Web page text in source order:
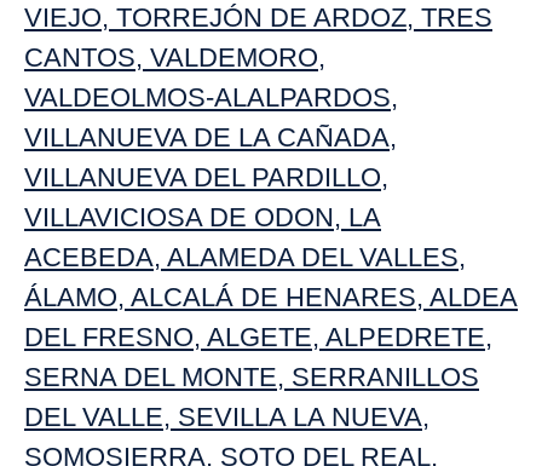
VIEJO, TORREJÓN DE ARDOZ, TRES
CANTOS, VALDEMORO,
VALDEOLMOS-ALALPARDOS,
VILLANUEVA DE LA CAÑADA,
VILLANUEVA DEL PARDILLO,
VILLAVICIOSA DE ODON, LA
ACEBEDA, ALAMEDA DEL VALLES,
ÁLAMO, ALCALÁ DE HENARES, ALDEA
DEL FRESNO, ALGETE, ALPEDRETE,
SERNA DEL MONTE, SERRANILLOS
DEL VALLE, SEVILLA LA NUEVA,
SOMOSIERRA, SOTO DEL REAL,